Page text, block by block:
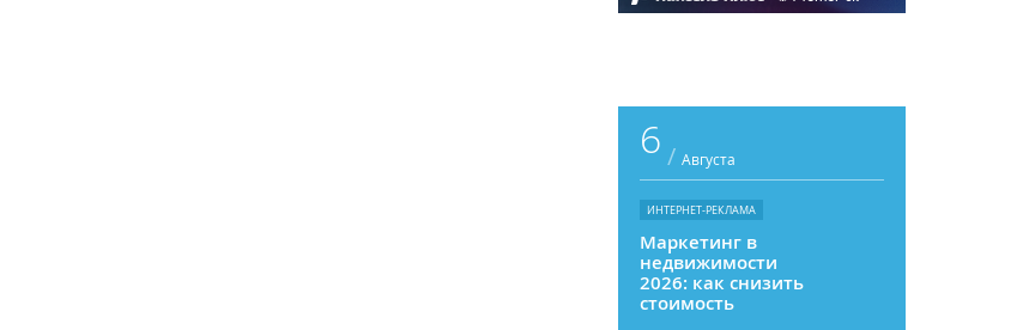
6 / Августа
ИНТЕРНЕТ-РЕКЛАМА
Маркетинг в
недвижимости
2026: как снизить
стоимость